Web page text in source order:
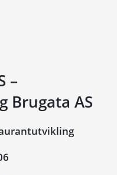
–
Brugata AS